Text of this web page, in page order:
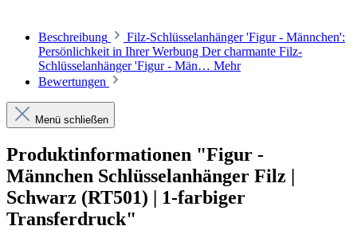
Beschreibung
Filz-Schlüsselanhänger 'Figur - Männchen':
Persönlichkeit in Ihrer Werbung Der charmante Filz-
Schlüsselanhänger 'Figur - Män… Mehr
Bewertungen
Menü schließen
Produktinformationen "Figur -
Männchen Schlüsselanhänger Filz |
Schwarz (RT501) | 1-farbiger
Transferdruck"